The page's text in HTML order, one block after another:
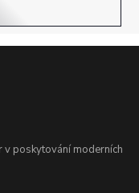
v poskytování moderních